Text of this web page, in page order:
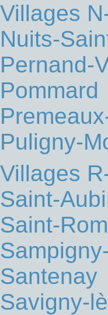
Villages
Nuits-
Pernand-
Pommard
Puligny-
Villages
Saint-
Saint-
Santenay
Savigny-